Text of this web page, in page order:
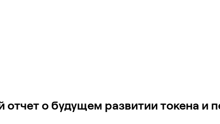
отчет о будущем развитии токена и